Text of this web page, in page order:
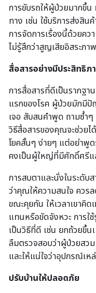
การขับรถให้ผู้ป่วยมากขึ้น
ทาง เช่น ใช้บริการส่งสิน
การจัดการเรื่องนี้ด้วยคว
ไม่รู้สึกว่าสูญเสียอิสระภา
สื่อสารอย่างมีประสิทธิภ
การสื่อสารที่ดีเป็นรากฐ
แรกของโรค ผู้ป่วยมักมีปั
เจอ สับสนคำพูด ถามซ้ำ
วิธีสื่อสารของคุณจะช่วยไ
โยคสั้นๆ ง่ายๆ แต่อย่าพู
คงเป็นผู้ใหญ่ที่มีศักดิ์ศรีแ
การสบตาและนั่งในระดับ
ว่าคุณให้ความสนใจ ควร
ขณะคุยกัน ให้เวลาเขาคิ
แทนหรือขัดจังหวะ การใ
เป็นวิธีที่ดี เช่น ยกถ้วยขึ้น
ลืมตรวจสอบว่าผู้ป่วยสว
และให้แน่ใจว่าอุปกรณ์เห
ปรับบ้านให้ปลอดภัย